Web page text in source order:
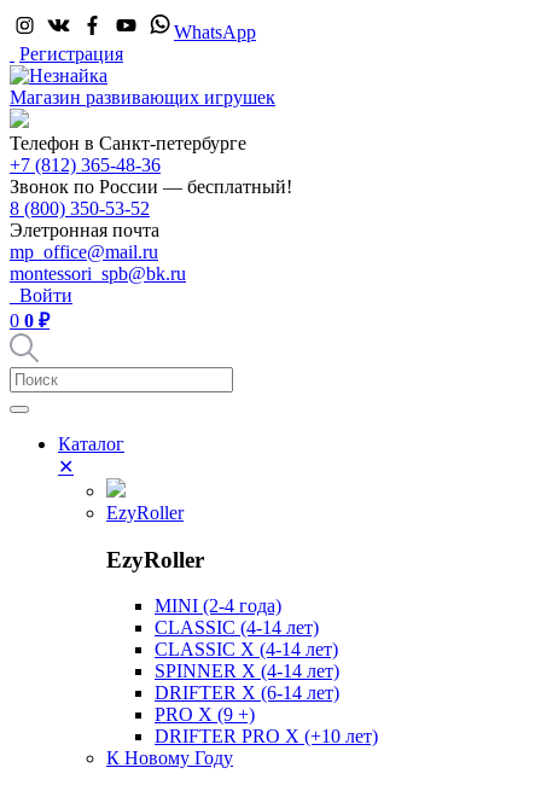
WhatsApp
Регистрация
Магазин развивающих игрушек
Телефон в Санкт-петербурге
+7 (812) 365-48-36
Звонок по России — бесплатный!
8 (800) 350-53-52
Элетронная почта
mp_office@mail.ru
montessori_spb@bk.ru
Войти
0 0 ₽
Каталог
✕
EzyRoller
EzyRoller
MINI (2-4 года)
CLASSIC (4-14 лет)
CLASSIC X (4-14 лет)
SPINNER X (4-14 лет)
DRIFTER X (6-14 лет)
PRO X (9 +)
DRIFTER PRO X (+10 лет)
К Новому Году